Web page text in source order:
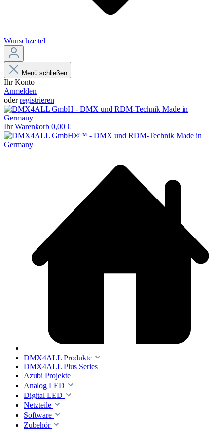
Wunschzettel
Menü schließen
Ihr Konto
Anmelden
oderregistrieren
Ihr Warenkorb 0,00 €
DMX4ALL Produkte
DMX4ALL Plus Series
Azubi Projekte
Analog LED
Digital LED
Netzteile
Software
Zubehör